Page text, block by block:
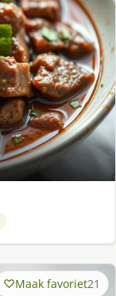
Maak favoriet21